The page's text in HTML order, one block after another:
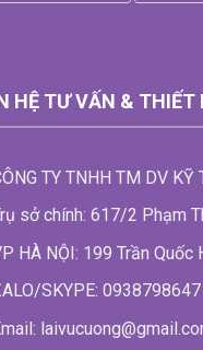
HỆ TƯ VẤN & THIẾT
TY TNHH TM DV KỸ
sở chính: 617/2 Phạm
HÀ NỘI: 199 Trần Quốc
SKYPE: 0938798647